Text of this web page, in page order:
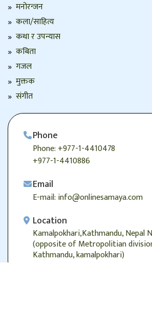
मनोरन्जन
कला/साहित्य
कथा र उपन्यास
कबिता
गजल
मुक्तक
संगीत
Phone
Phone: +977-1-4410478
+977-1-4410886
Email
E-mail: info@onlinesamaya.com
Location
Kamalpokhari,Kathmandu, Nepal
(opposite of Metropolitian
Kathmandu, kamalpokhari)